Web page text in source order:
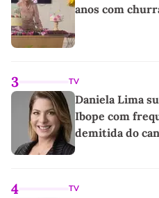
anos com
3 TV
Daniela Lima
Ibope com
demitida do
4 TV